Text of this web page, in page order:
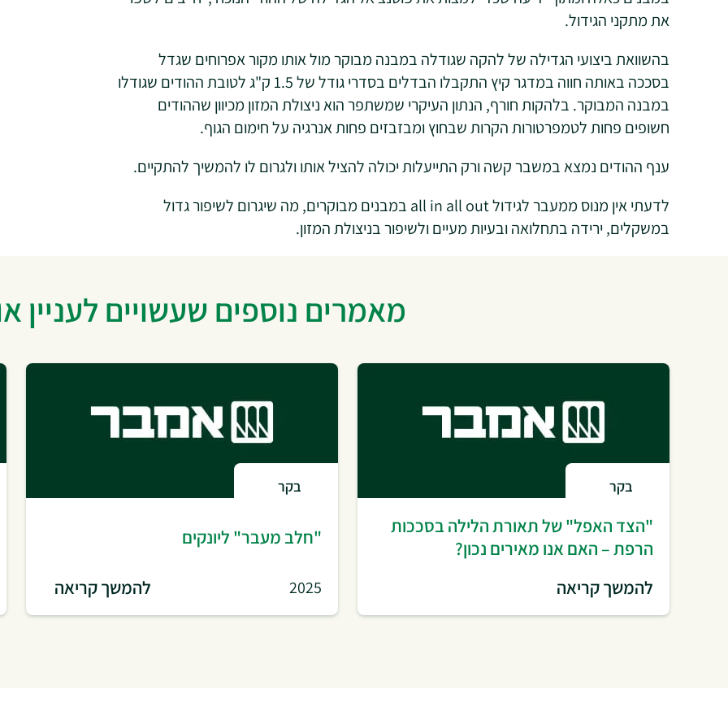
את מתקני הגידול.
בהשוואת ביצועי הגדילה של להקה שגודלה במבנה מבוקר מול אותו מקור אפרוחים שגדל
בסככה באותה חווה במדגר קיץ התקבלו הבדלים בסדרי גודל של 1.5 ק"ג לטובת ההודים שגודלו
במבנה המבוקר. בלהקות חורף, הנתון העיקרי שמשתפר הוא ניצולת המזון מכיוון שההודים
חשופים פחות לטמפרטורות הקרות שבחוץ ומבזבזים פחות אנרגיה על חימום הגוף.
ענף ההודים נמצא במשבר קשה ורק התייעלות יכולה להציל אותו ולגרום לו להמשיך להתקיים.
לדעתי אין מנוס ממעבר לגידול all in all out במבנים מבוקרים, מה שיגרום לשיפור גדול
במשקלים, ירידה בתחלואה ובעיות מעיים ולשיפור בניצולת המזון.
מאמרים נוספים שעשויים לעניין
בקר
"הצד האפל" של תאורת הלילה בסככות
הרפת – האם אנו מאירים נכון?
להמשך קריאה
בקר
"חלב מעבר" ליונקים
2025 להמשך קריאה